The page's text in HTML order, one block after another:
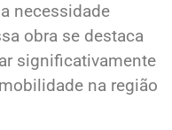
necessidade
obra se destaca
significativamente
na região